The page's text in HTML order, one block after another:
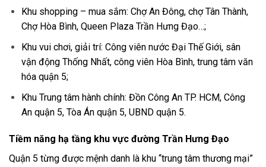
Khu shopping – mua sắm: Chợ An Đông, chợ Tân Thành,
Chợ Hòa Bình, Queen Plaza Trần Hưng Đạo…;
Khu vui chơi, giải trí: Công viên nước Đại Thế Giới, sân
vận động Thống Nhất, công viên Hòa Bình, trung tâm văn
hóa quận 5;
Khu Trung tâm hành chính: Đồn Công An TP. HCM, Công
An quận 5, Tòa Án quận 5, UBND quận 5.
Tiềm năng hạ tầng khu vực đường Trần Hưng Đạo
Quận 5 từng được mệnh danh là khu “trung tâm thương mại”